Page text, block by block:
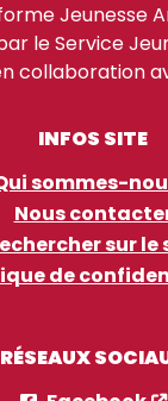
Jeunesse
le Service
collaboration
INFOS SITE
sommes-
Nous
sur le
de
RÉSEAUX